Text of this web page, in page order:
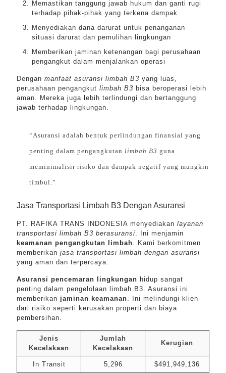
Memastikan tanggung jawab hukum dan ganti rugi
terhadap pihak-pihak yang terkena dampak
Menyediakan dana darurat untuk penanganan
situasi darurat dan pemulihan lingkungan
Memberikan jaminan ketenangan bagi perusahaan
pengangkut dalam menjalankan operasi
Dengan manfaat asuransi limbah B3 yang luas,
perusahaan pengangkut limbah B3 bisa beroperasi lebih
aman. Mereka juga lebih terlindungi dan bertanggung
jawab terhadap lingkungan.
“Asuransi adalah bentuk perlindungan finansial yang
penting dalam pengangkutan limbah B3 guna
meminimalisir risiko dan dampak negatif yang mungkin
timbul.”
Jasa Transportasi Limbah B3 Dengan Asuransi
PT. RAFIKA TRANS INDONESIA menyediakan layanan
transportasi limbah B3 berasuransi. Ini menjamin
keamanan pengangkutan limbah. Kami berkomitmen
memberikan jasa transportasi limbah dengan asuransi
yang aman dan terpercaya.
Asuransi pencemaran lingkungan hidup sangat
penting dalam pengelolaan limbah B3. Asuransi ini
memberikan jaminan keamanan. Ini melindungi klien
dari risiko seperti kerusakan properti dan biaya
pembersihan.
Jenis
Kecelakaan
Jumlah
Kecelakaan
Kerugian
In Transit 5,296 $491,949,136